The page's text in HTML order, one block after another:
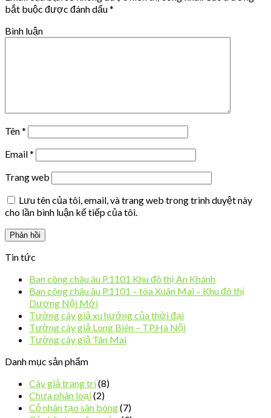
bắt buộc được đánh dấu*
Bình luận
Tên*
Email*
Trang web
Lưu tên của tôi, email, và trang web trong trình duyệt này
cho lần bình luận kế tiếp của tôi.
Tin tức
Ban công châu âu P.1101 Khu đô thị An Khánh
Ban công châu âu P.1101 – tòa Xuân Mai – Khu đô thị
Dương Nội Mới
Tường cây giả xu hướng của thời đại
Tường cây giả Long Biên – TP.Hà Nội
Tường cây giả Tân Mai
Danh mục sản phẩm
Cây giả trang trí(8)
Chưa phân loại(2)
Cỏ nhân tạo sân bóng(7)